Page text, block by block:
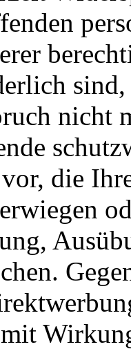
nicht
die